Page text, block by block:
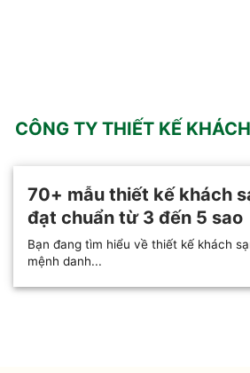
CÔNG TY THIẾT KẾ
70+ mẫu thiết kế khách
đạt chuẩn từ 3 đến 5 sao
Bạn đang tìm hiểu về thiết kế khách
mệnh danh...